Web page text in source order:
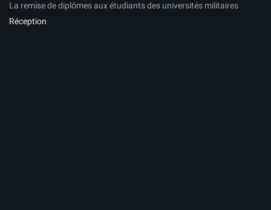
La remise de diplômes aux étudiants des universités militaires
Réception